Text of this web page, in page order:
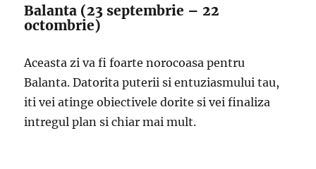
Balanta (23 septembrie – 22
octombrie)
Aceasta zi va fi foarte norocoasa pentru
Balanta. Datorita puterii si entuziasmului tau,
iti vei atinge obiectivele dorite si vei finaliza
intregul plan si chiar mai mult.